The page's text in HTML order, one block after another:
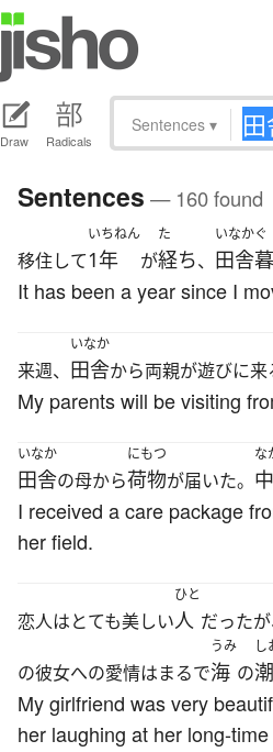
Draw Radicals
Sentences ▾
Sentences — 160 found
移住して
いちねん
1年 が
た
経ち、
いなかぐ
田舎
It has been a year since I
来週、
いなか
田舎から両親が遊びに来
My parents will be visiting
いなか
田舎の母から
にもつ
荷物が届いた。
な
I received a care package
her field.
恋人はとても美しい
ひと
人 だったが
の彼女への愛情はまるで
うみ
海 の
し
潮
My girlfriend was very
her laughing at her long-